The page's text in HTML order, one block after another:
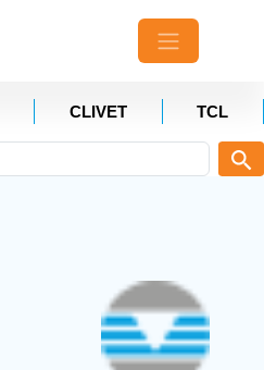
CLIVET TCL